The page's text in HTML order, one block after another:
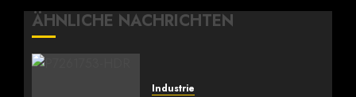
ÄHNLICHE NACHRICHTEN
Industrie